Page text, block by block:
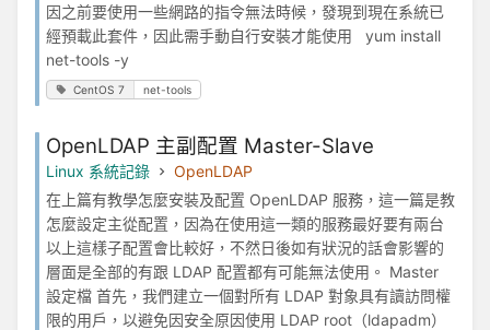
因之前要使用一些網路的指令無法時候，發現到現在系統已
經預載此套件，因此需手動自行安裝才能使用 yum install
net-tools -y
CentOS 7 net-tools
OpenLDAP 主副配置 Master-Slave
Linux 系統記錄
OpenLDAP
在上篇有教學怎麼安裝及配置 OpenLDAP 服務，這一篇是教
怎麼設定主從配置，因為在使用這一類的服務最好要有兩台
以上這樣子配置會比較好，不然日後如有狀況的話會影響的
層面是全部的有跟 LDAP 配置都有可能無法使用。 Master
設定檔 首先，我們建立一個對所有 LDAP 對象具有讀訪問權
限的用戶，以避免因安全原因使用 LDAP root（ldapadm）